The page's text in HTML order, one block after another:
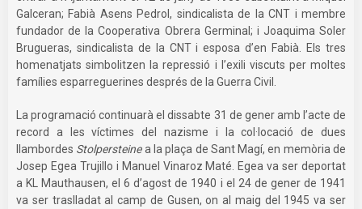
Galceran; Fabià Asens Pedrol, sindicalista de la CNT i membre
fundador de la Cooperativa Obrera Germinal; i Joaquima Soler
Brugueras, sindicalista de la CNT i esposa d’en Fabià. Els tres
homenatjats simbolitzen la repressió i l’exili viscuts per moltes
famílies esparreguerines després de la Guerra Civil.
La programació continuarà el dissabte 31 de gener amb l’acte de
record a les víctimes del nazisme i la col·locació de dues
llambordes Stolpersteinea la plaça de Sant Magí, en memòria de
Josep Egea Trujillo i Manuel Vinaroz Maté. Egea va ser deportat
a KL Mauthausen, el 6 d’agost de 1940 i el 24 de gener de 1941
va ser traslladat al camp de Gusen, on al maig del 1945 va ser